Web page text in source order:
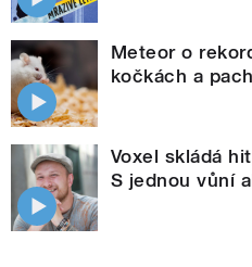
Meteor o
kočkách a
Voxel skládá
S jednou vůní